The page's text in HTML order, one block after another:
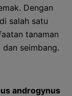
Dengan
salah satu
tanaman
seimbang.
androgynus